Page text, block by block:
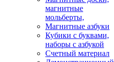
магнитные
мольберты,
Магнитные азбуки
Кубики с буквами,
наборы с азбукой
Счетный материал